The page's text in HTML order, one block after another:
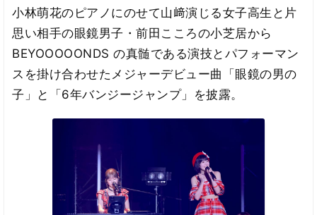
小林萌花のピアノにのせて山﨑演じる女子高生と片
思い相手の眼鏡男子・前田こころの小芝居から
BEYOOOOONDS の真髄である演技とパフォーマン
スを掛け合わせたメジャーデビュー曲「眼鏡の男の
子」と「6年バンジージャンプ」を披露。